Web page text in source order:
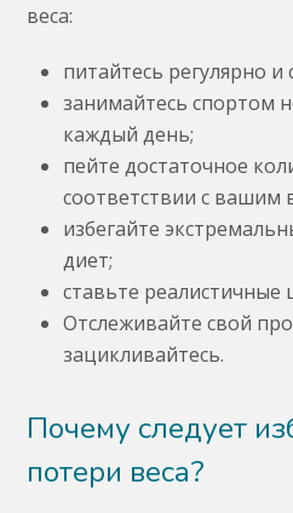
веса:
питайтесь регулярно и
занимайтесь спортом
каждый день;
пейте достаточное
соответствии с вашим
избегайте
диет;
ставьте реалистичные
Отслеживайте свой
зацикливайтесь.
Почему следует
потери веса?